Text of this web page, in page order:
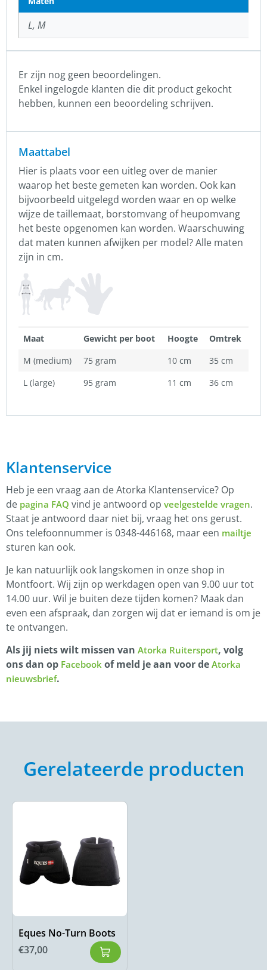
L, M
Er zijn nog geen beoordelingen.
Enkel ingelogde klanten die dit product gekocht
hebben, kunnen een beoordeling schrijven.
Maattabel
Hier is plaats voor een uitleg over de manier
waarop het beste gemeten kan worden. Ook kan
bijvoorbeeld uitgelegd worden waar en op welke
wijze de taillemaat, borstomvang of heupomvang
het beste opgenomen kan worden. Waarschuwing
dat maten kunnen afwijken per model? Alle maten
zijn in cm.
Maat Gewicht per boot Hoogte
Omtrek
M (medium)
75 gram 10 cm
35 cm
L (large)
95 gram 11 cm 36 cm
Klantenservice
Heb je een vraag aan de Atorka Klantenservice? Op
de pagina FAQ vind je antwoord op veelgestelde vragen.
Staat je antwoord daar niet bij, vraag het ons gerust.
Ons telefoonnummer is 0348-446168, maar een mailtje
sturen kan ook.
Je kan natuurlijk ook langskomen in onze shop in
Montfoort. Wij zijn op werkdagen open van 9.00 uur tot
14.00 uur. Wil je buiten deze tijden komen? Maak dan
even een afspraak, dan zorgen wij dat er iemand is om je
te ontvangen.
Als jij niets wilt missen van Atorka Ruitersport, volg
ons dan op Facebook of meld je aan voor de Atorka
nieuwsbrief.
Gerelateerde producten
Eques No-Turn Boots
€37,00